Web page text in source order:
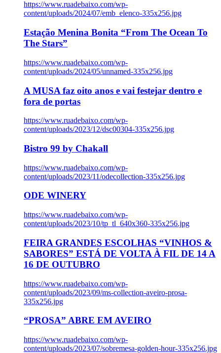
https://www.ruadebaixo.com/wp-
content/uploads/2024/07/emb_elenco-335x256.jpg
Estação Menina Bonita “From The Ocean To
The Stars”
https://www.ruadebaixo.com/wp-
content/uploads/2024/05/unnamed-335x256.jpg
A MUSA faz oito anos e vai festejar dentro e
fora de portas
https://www.ruadebaixo.com/wp-
content/uploads/2023/12/dsc00304-335x256.jpg
Bistro 99 by Chakall
https://www.ruadebaixo.com/wp-
content/uploads/2023/11/odecollection-335x256.jpg
ODE WINERY
https://www.ruadebaixo.com/wp-
content/uploads/2023/10/tp_tl_640x360-335x256.jpg
FEIRA GRANDES ESCOLHAS “VINHOS &
SABORES” ESTÁ DE VOLTA À FIL DE 14 A
16 DE OUTUBRO
https://www.ruadebaixo.com/wp-
content/uploads/2023/09/ms-collection-aveiro-prosa-
335x256.jpg
“PROSA” ABRE EM AVEIRO
https://www.ruadebaixo.com/wp-
content/uploads/2023/07/sobremesa-golden-hour-335x256.jpg